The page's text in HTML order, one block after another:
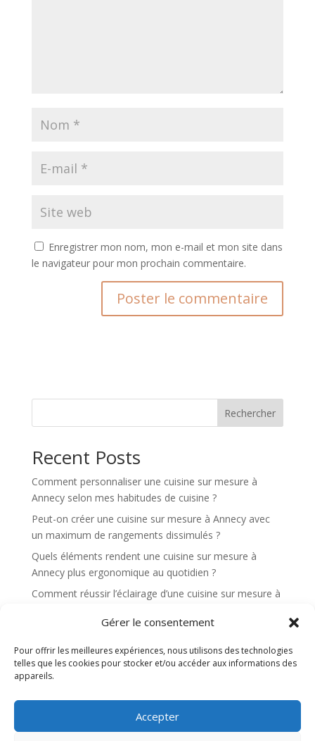
Gérer le consentement
Pour offrir les meilleures expériences, nous utilisons des technologies
telles que les cookies pour stocker et/ou accéder aux informations des
appareils.
Accepter
Enregistrer mon nom, mon e-mail et mon site dans
le navigateur pour mon prochain commentaire.
e
:
Rechercher
Recent Posts
Comment personnaliser une cuisine sur mesure à
Annecy selon mes habitudes de cuisine ?
Peut-on créer une cuisine sur mesure à Annecy avec
un maximum de rangements dissimulés ?
Quels éléments rendent une cuisine sur mesure à
Annecy plus ergonomique au quotidien ?
Comment réussir l’éclairage d’une cuisine sur mesure à
Quels sont les avantages d’une cuisine sur mesure à
Annecy pour une cuisine ouverte sur le salon ?
Recent Comments